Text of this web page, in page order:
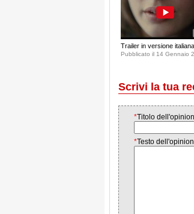
Trailer in versione
Pubblicato il 14 Gennaio
Scrivi la tua
*Titolo
*Testo